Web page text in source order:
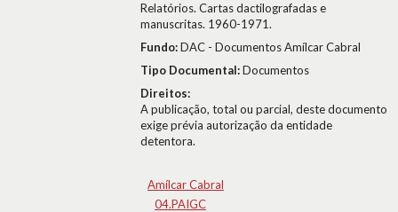
Relatórios. Cartas dactilografadas e
manuscritas. 1960-1971.
Fundo:DAC - Documentos Amílcar Cabral
Tipo Documental:Documentos
Direitos:
A publicação, total ou parcial, deste documento
exige prévia autorização da entidade
detentora.
Amílcar Cabral
04.PAIGC